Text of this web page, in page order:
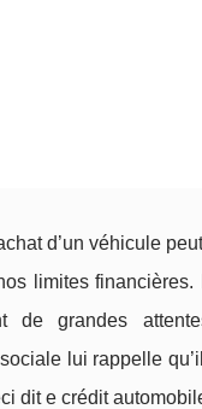
d’un véhicule
limites financières.
de grandes
lui rappelle
dit e crédit